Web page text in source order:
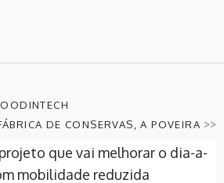
DE CONSERVAS, A POVEIRA >>
que vai melhorar o dia-a-
mobilidade reduzida